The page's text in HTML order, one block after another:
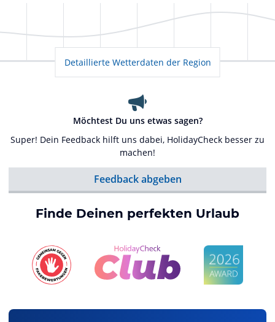
Detaillierte Wetterdaten der Region
Möchtest Du uns etwas sagen?
Super! Dein Feedback hilft uns dabei, HolidayCheck besser zu
machen!
Feedback abgeben
Finde Deinen perfekten Urlaub